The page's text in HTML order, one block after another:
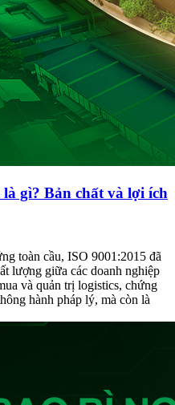
gì? Bản chất và lợi ích
toàn cầu, ISO 9001:2015 đã
lượng giữa các doanh nghiệp
và quản trị logistics, chứng
hành pháp lý, mà còn là